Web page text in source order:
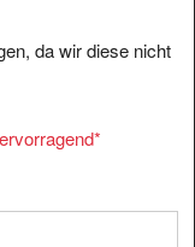
da wir diese nicht
*